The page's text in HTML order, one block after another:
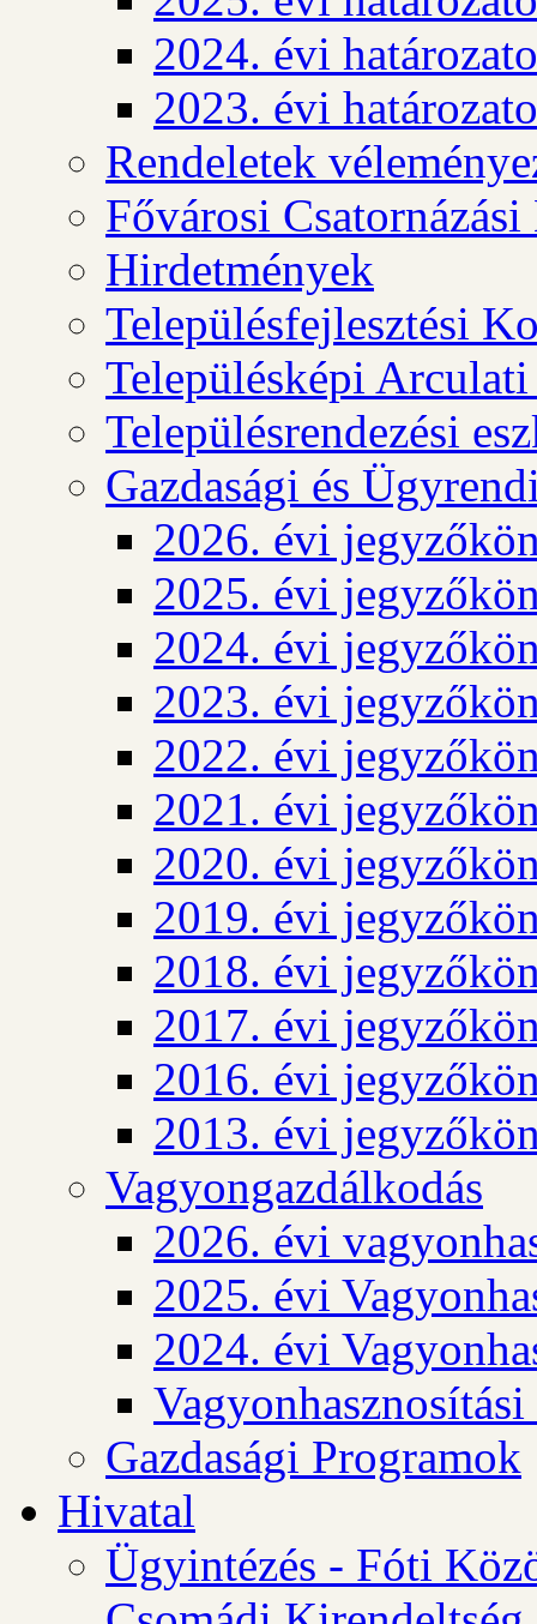
2024. évi
2023. évi
Rendeletek
Fővárosi
Hirdetmények
Településfejlesztési
Településképi
Településrendezési
Gazdasági és
2026. évi
2025. évi
2024. évi
2023. évi
2022. évi
2021. évi
2020. évi
2019. évi
2018. évi
2017. évi
2016. évi
2013. évi
Vagyongazdálkodás
2026. évi
2025. évi
2024. évi
Gazdasági Programok
Hivatal
Ügyintézés - Fóti